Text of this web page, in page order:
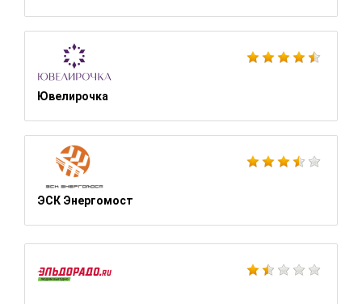
Ювелирочка
ЭСК Энергомост